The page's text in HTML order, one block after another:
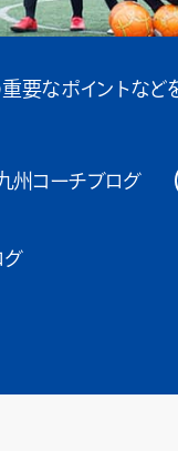
なポイントなど
州コーチブログ
グ